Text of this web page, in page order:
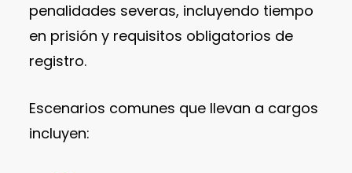
penalidades severas, incluyendo tiempo
en prisión y requisitos obligatorios de
registro.
Escenarios comunes que llevan a cargos
incluyen: